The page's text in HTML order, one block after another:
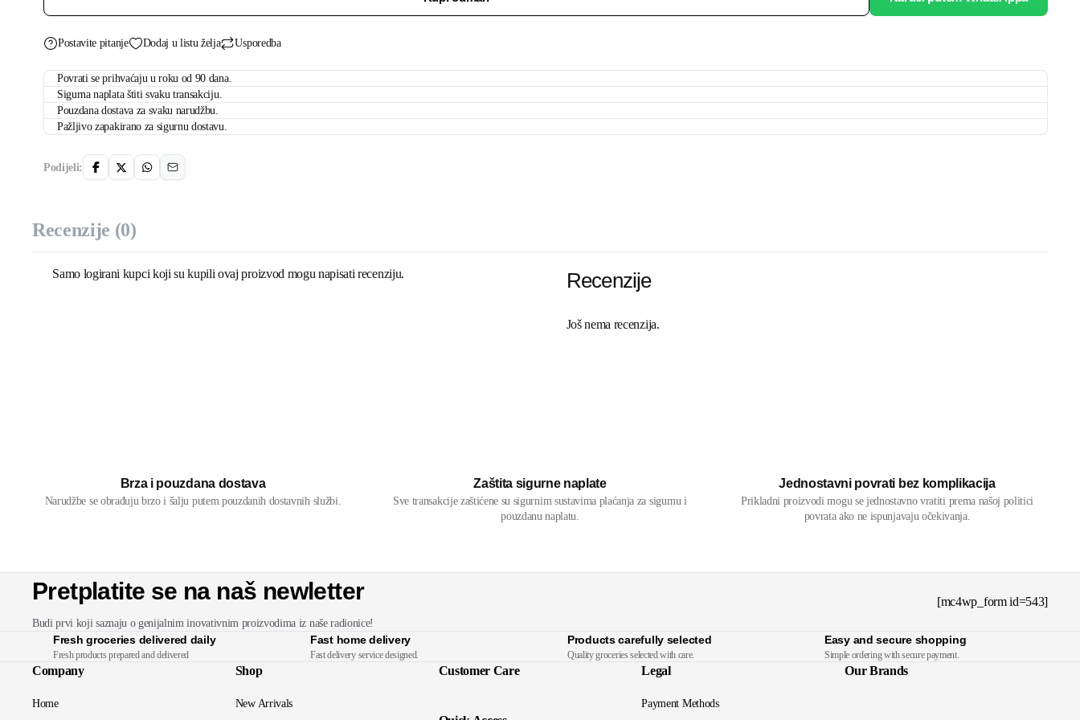
Postavite pitanje Dodaj u listu želja Usporedba
Povrati se prihvaćaju u roku od 90 dana.
Sigurna naplata štiti svaku transakciju.
Pouzdana dostava za svaku narudžbu.
Pažljivo zapakirano za sigurnu dostavu.
Podijeli:
Recenzije (0)
Recenzije
Još nema recenzija.
Samo logirani kupci koji su kupili ovaj proizvod mogu napisati recenziju.
Brza i pouzdana dostava
Narudžbe se obrađuju brzo i šalju putem pouzdanih dostavnih službi.
Zaštita sigurne naplate
Sve transakcije zaštićene su sigurnim sustavima plaćanja za sigurnu i
pouzdanu naplatu.
Jednostavni povrati bez komplikacija
Prikladni proizvodi mogu se jednostavno vratiti prema našoj politici
povrata ako ne ispunjavaju očekivanja.
Pretplatite se na naš newletter
Budi prvi koji saznaju o genijalnim inovativnim proizvodima iz naše radionice!
[mc4wp_form id=543]
Fresh groceries delivered daily
Fresh products prepared and delivered
Fast home delivery
Fast delivery service designed.
Products carefully selected
Quality groceries selected with care.
Easy and secure shopping
Simple ordering with secure payment.
Company
Home
Shop
New Arrivals
Customer Care Legal
Payment Methods
Our Brands